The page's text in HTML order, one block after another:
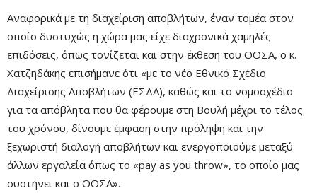
Αναφορικά με τη διαχείριση αποβλήτων, έναν τομέα στον
οποίο δυστυχώς η χώρα μας είχε διαχρονικά χαμηλές
επιδόσεις, όπως τονίζεται και στην έκθεση του ΟΟΣΑ, ο κ.
Χατζηδάκης επισήμανε ότι «με το νέο Εθνικό Σχέδιο
Διαχείρισης Αποβλήτων (ΕΣΔΑ), καθώς και το νομοσχέδιο
για τα απόβλητα που θα φέρουμε στη Βουλή μέχρι το τέλος
του χρόνου, δίνουμε έμφαση στην πρόληψη και την
ξεχωριστή διαλογή αποβλήτων και ενεργοποιούμε μεταξύ
άλλων εργαλεία όπως το «pay as you throw», το οποίο μας
συστήνει και ο ΟΟΣΑ».